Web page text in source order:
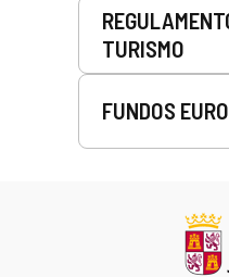
TURISMO
FUNDOS